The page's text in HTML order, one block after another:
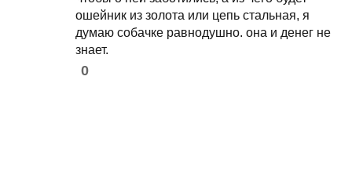
ошейник из золота или цепь стальная, я
думаю собачке равнодушно. она и денег не
знает.
0